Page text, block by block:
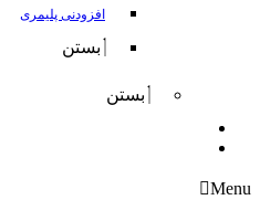
افزودنی پلیمری
بستن
بستن
Menu